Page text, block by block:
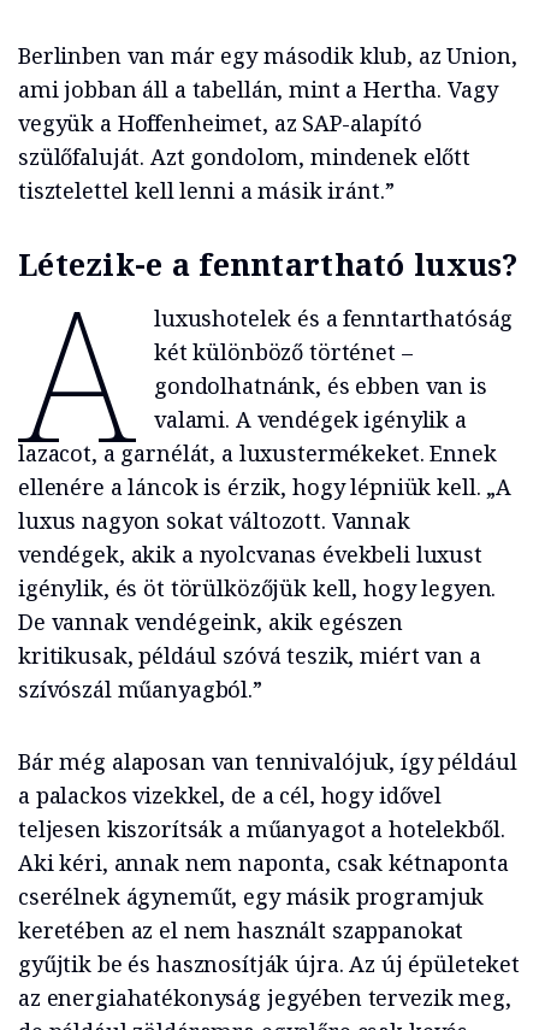
Berlinben van már egy második klub, az Union,
ami jobban áll a tabellán, mint a Hertha. Vagy
vegyük a Hoffenheimet, az SAP-alapító
szülőfaluját. Azt gondolom, mindenek előtt
tisztelettel kell lenni a másik iránt.”
Létezik-e a fenntartható luxus?
A
luxushotelek és a fenntarthatóság
két különböző történet –
gondolhatnánk, és ebben van is
valami. A vendégek igénylik a
lazacot, a garnélát, a luxustermékeket. Ennek
ellenére a láncok is érzik, hogy lépniük kell. „A
luxus nagyon sokat változott. Vannak
vendégek, akik a nyolcvanas évekbeli luxust
igénylik, és öt törülközőjük kell, hogy legyen.
De vannak vendégeink, akik egészen
kritikusak, például szóvá teszik, miért van a
szívószál műanyagból.”
Bár még alaposan van tennivalójuk, így például
a palackos vizekkel, de a cél, hogy idővel
teljesen kiszorítsák a műanyagot a hotelekből.
Aki kéri, annak nem naponta, csak kétnaponta
cserélnek ágyneműt, egy másik programjuk
keretében az el nem használt szappanokat
gyűjtik be és hasznosítják újra. Az új épületeket
az energiahatékonyság jegyében tervezik meg,